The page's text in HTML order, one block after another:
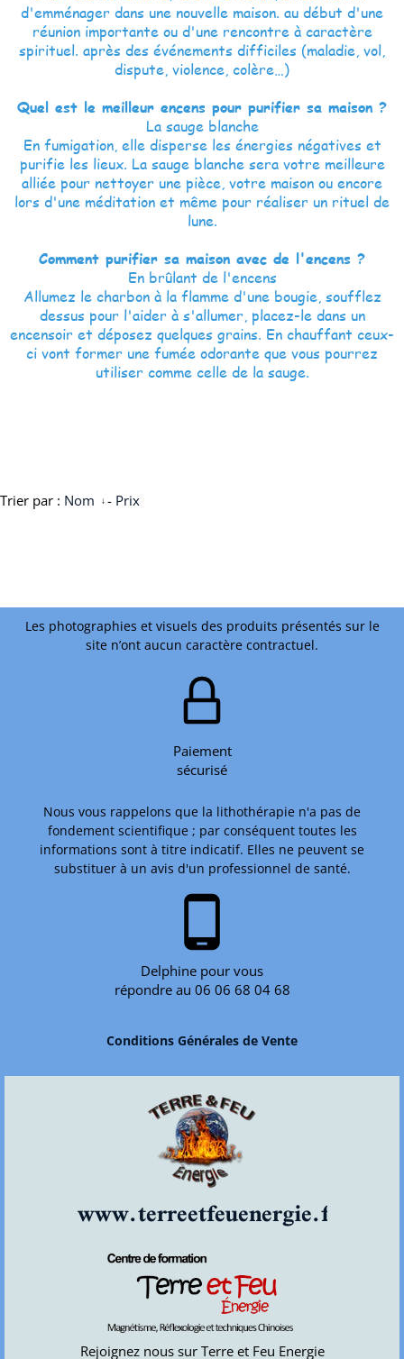
d'emménager dans une nouvelle maison. au début d'une
réunion importante ou d'une rencontre à caractère
spirituel. après des événements difficiles (maladie, vol,
dispute, violence, colère…)
Quel est le meilleur encens pour purifier sa maison ?
La sauge blanche
En fumigation, elle disperse les énergies négatives et
purifie les lieux. La sauge blanche sera votre meilleure
alliée pour nettoyer une pièce, votre maison ou encore
lors d'une méditation et même pour réaliser un rituel de
lune.
Comment purifier sa maison avec de l'encens ?
En brûlant de l'encens
Allumez le charbon à la flamme d'une bougie, soufflez
dessus pour l'aider à s'allumer, placez-le dans un
encensoir et déposez quelques grains. En chauffant ceux-
ci vont former une fumée odorante que vous pourrez
utiliser comme celle de la sauge.
Trier par : Nom - Prix
Les photographies et visuels des produits présentés sur le
site n’ont aucun caractère contractuel.
Paiement
sécurisé
Nous vous rappelons que la lithothérapie n'a pas de
fondement scientifique ; par conséquent toutes les
informations sont à titre indicatif. Elles ne peuvent se
substituer à un avis d'un professionnel de santé.
phone_android
Delphine pour vous
répondre au 06 06 68 04 68
Conditions Générales de Vente
www.terreetfeuenergie.fr
Rejoignez nous sur Terre et Feu Energie